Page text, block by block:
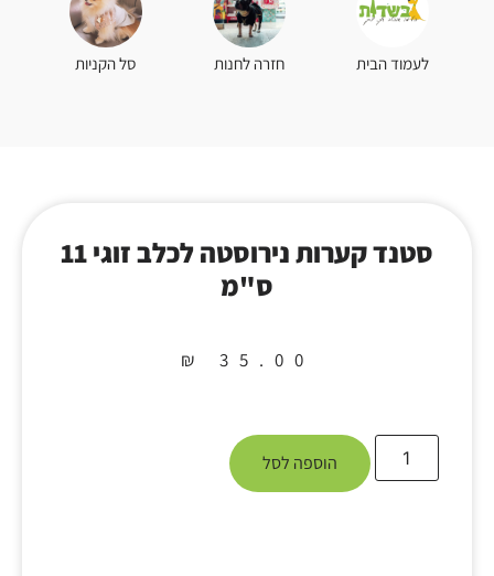
לעמוד הבית חזרה לחנות סל הקניות
סטנד קערות נירוסטה לכלב זוגי 11
ס"מ
₪ 35.00
הוספה לסל